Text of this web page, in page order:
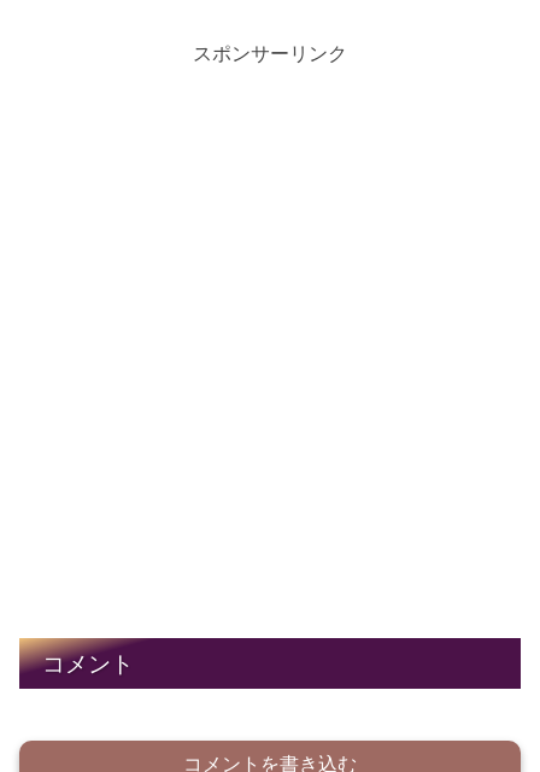
スポンサーリンク
コメント
コメントを書き込む